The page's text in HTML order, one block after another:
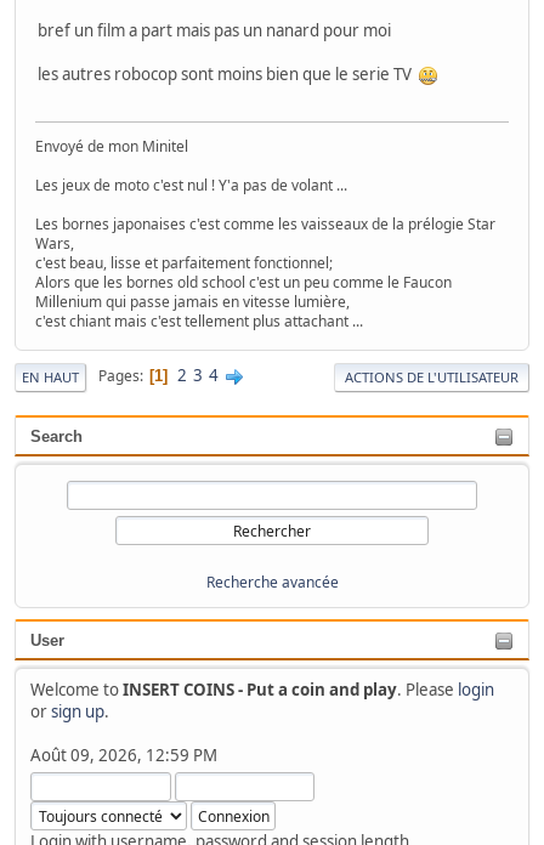
Search
Recherche avancée
User
Welcome toINSERT COINS - Put a coin and play. Please login
orsign up.
Août 09, 2026, 12:59 PM
bref un film a part mais pas un nanard pour moi
les autres robocop sont moins bien que le serie TV
Envoyé de mon Minitel
Les jeux de moto c'est nul ! Y'a pas de volant ...
Les bornes japonaises c'est comme les vaisseaux de la prélogie Star
Wars,
c'est beau, lisse et parfaitement fonctionnel;
Alors que les bornes old school c'est un peu comme le Faucon
Millenium qui passe jamais en vitesse lumière,
c'est chiant mais c'est tellement plus attachant ...
EN HAUT Pages 1 2 3 4 ACTIONS DE L'UTILISATEUR